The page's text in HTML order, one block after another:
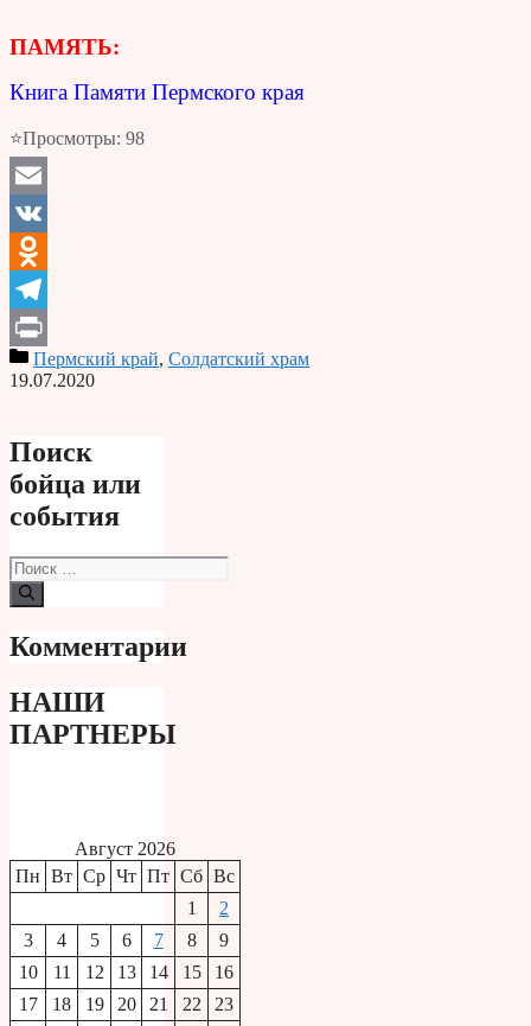
ПАМЯТЬ:
Книга Памяти Пермского края
⭐Просмотры: 98
Email
VK
Odnoklassniki
Telegram
PrintПермский край, Солдатский храм
19.07.2020
Поиск
бойца или
события
Поиск:
Комментарии
НАШИ
ПАРТНЕРЫ
Август 2026
Пн Вт Ср Чт Пт Сб Вс
1
2
3
4 5 6 7 8
9
10
11 12 13 14 15
16
17
18 19 20 21 22 23